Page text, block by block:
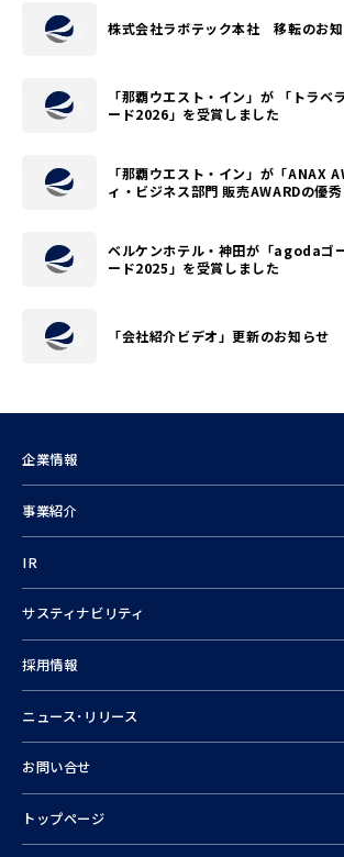
株式会社ラボテック本社 移転のお
「那覇ウエスト・イン」が 「トラベ
ード2026」を受賞しました
「那覇ウエスト・イン」が「ANAX
ィ・ビジネス部門 販売AWARDの優
ベルケンホテル・神田が「agodaゴ
ード2025」を受賞しました
「会社紹介ビデオ」更新のお知らせ
企業情報
事業紹介
IR
サスティナビリティ
採用情報
ニュース･リリース
お問い合せ
トップページ